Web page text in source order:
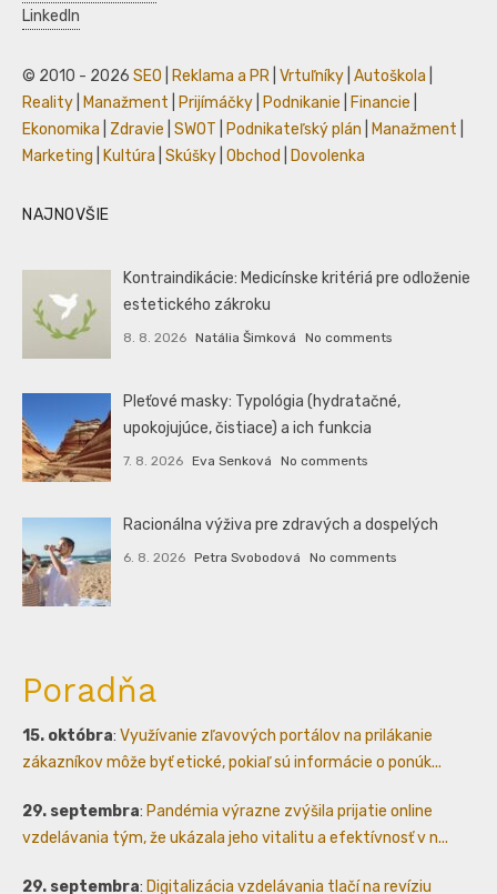
LinkedIn
© 2010 - 2026 SEO Reklama a PR Vrtuľníky Autoškola
Reality
Manažment Prijímáčky Podnikanie Financie
Ekonomika
Zdravie SWOT Podnikateľský plán Manažment
Marketing
Kultúra Skúšky Obchod Dovolenka
NAJNOVŠIE
Kontraindikácie: Medicínske kritériá pre odloženie
estetického zákroku
8. 8. 2026 Natália Šimková No comments
Pleťové masky: Typológia (hydratačné,
upokojujúce, čistiace) a ich funkcia
7. 8. 2026 Eva Senková No comments
Racionálna výživa pre zdravých a dospelých
6. 8. 2026 Petra Svobodová No comments
Poradňa
15. októbra: Využívanie zľavových portálov na prilákanie
zákazníkov môže byť etické, pokiaľ sú informácie o ponúk...
29. septembra: Pandémia výrazne zvýšila prijatie online
vzdelávania tým, že ukázala jeho vitalitu a efektívnosť v n...
29. septembra: Digitalizácia vzdelávania tlačí na revíziu